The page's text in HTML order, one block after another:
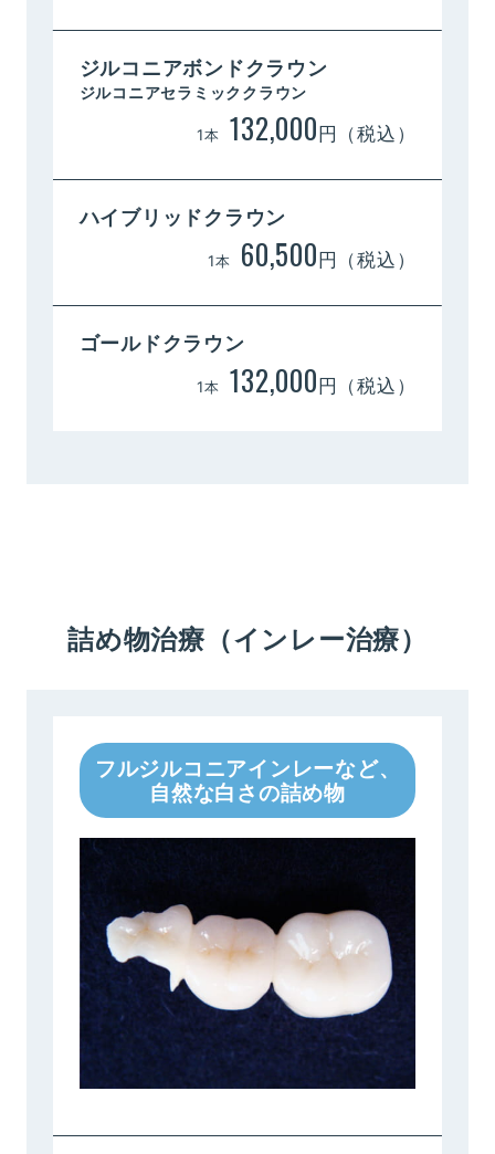
ジルコニアボンドクラウン
ジルコニアセラミッククラウン
1本 132,000円（税込）
ハイブリッドクラウン
1本 60,500 円（税込）
ゴールドクラウン
1本 132,000 円（税込）
詰め物治療（インレー治療）
フルジルコニアインレーなど、
自然な白さの詰め物